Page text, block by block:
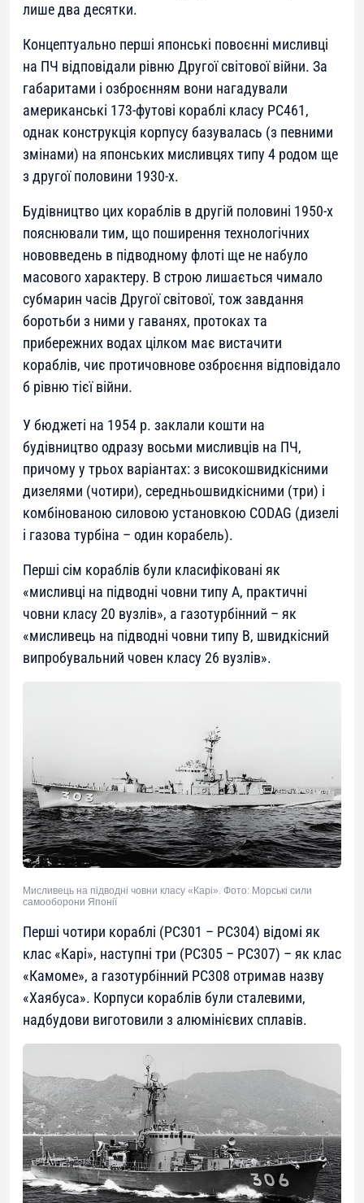
лише два десятки.
Концептуально перші японські повоєнні мисливці
на ПЧ відповідали рівню Другої світової війни. За
габаритами і озброєнням вони нагадували
американські 173-футові кораблі класу РС461,
однак конструкція корпусу базувалась (з певними
змінами) на японських мисливцях типу 4 родом ще
з другої половини 1930-х.
Будівництво цих кораблів в другій половині 1950-х
пояснювали тим, що поширення технологічних
нововведень в підводному флоті ще не набуло
масового характеру. В строю лишається чимало
субмарин часів Другої світової, тож завдання
боротьби з ними у гаванях, протоках та
прибережних водах цілком має вистачити
кораблів, чиє протичовнове озброєння відповідало
б рівню тієї війни.
У бюджеті на 1954 р. заклали кошти на
будівництво одразу восьми мисливців на ПЧ,
причому у трьох варіантах: з високошвидкісними
дизелями (чотири), середньошвидкісними (три) і
комбінованою силовою установкою CODAG (дизелі
і газова турбіна – один корабель).
Перші сім кораблів були класифіковані як
«мисливці на підводні човни типу A, практичні
човни класу 20 вузлів», а газотурбінний – як
«мисливець на підводні човни типу B, швидкісний
випробувальний човен класу 26 вузлів».
Мисливець на підводні човни класу «Карі». Фото: Морські сили
самооборони Японії
Перші чотири кораблі (РС301 – РС304) відомі як
клас «Карі», наступні три (РС305 – РС307) – як клас
«Камоме», а газотурбінний РС308 отримав назву
«Хаябуса». Корпуси кораблів були сталевими,
надбудови виготовили з алюмінієвих сплавів.